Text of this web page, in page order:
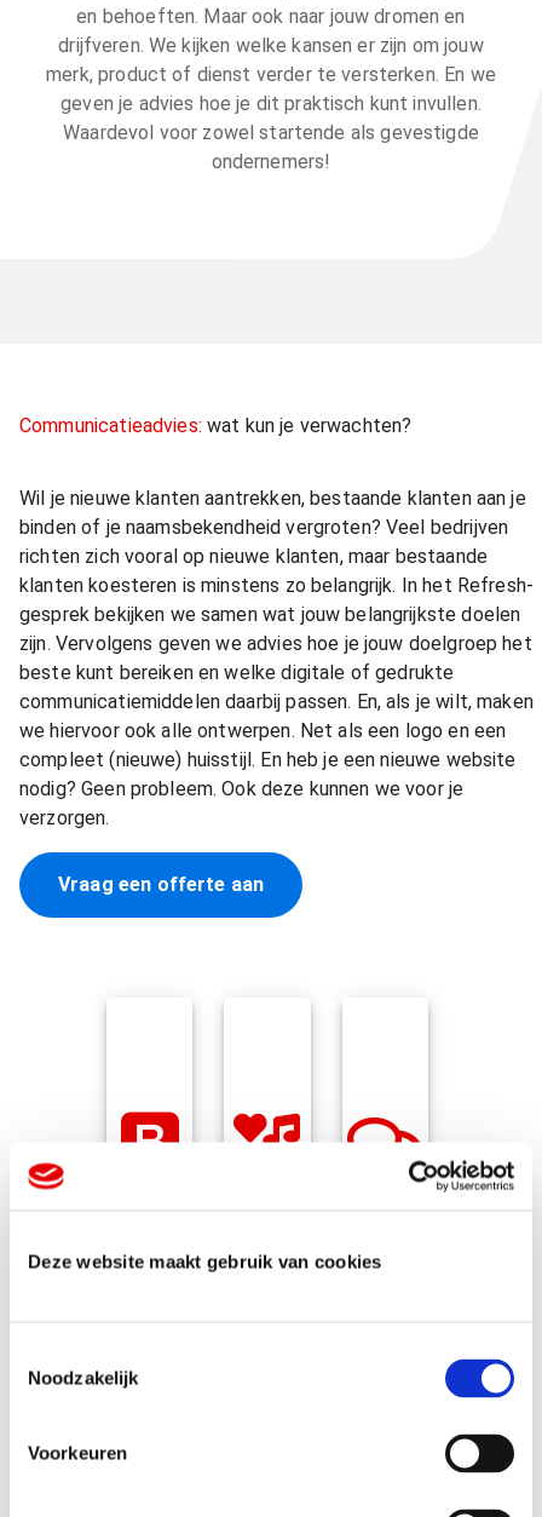
Deze website maakt gebruik van cookies
Noodzakelijk
Voorkeuren
en behoeften. Maar ook naar jouw dromen en
drijfveren. We kijken welke kansen er zijn om jouw
merk, product of dienst verder te versterken. En we
geven je advies hoe je dit praktisch kunt invullen.
Waardevol voor zowel startende als gevestigde
ondernemers!
Communicatieadvies: wat kun je verwachten?
Wil je nieuwe klanten aantrekken, bestaande klanten aan je
binden of je naamsbekendheid vergroten? Veel bedrijven
richten zich vooral op nieuwe klanten, maar bestaande
klanten koesteren is minstens zo belangrijk. In het Refresh-
gesprek bekijken we samen wat jouw belangrijkste doelen
zijn. Vervolgens geven we advies hoe je jouw doelgroep het
beste kunt bereiken en welke digitale of gedrukte
communicatiemiddelen daarbij passen. En, als je wilt, maken
we hiervoor ook alle ontwerpen. Net als een logo en een
compleet (nieuwe) huisstijl. En heb je een nieuwe website
nodig? Geen probleem. Ook deze kunnen we voor je
verzorgen.
Vraag een offerte aan